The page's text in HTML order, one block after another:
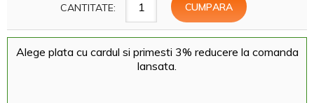
CANTITATE:
Alege plata cu cardul si primesti 3% reducere la comanda
lansata.